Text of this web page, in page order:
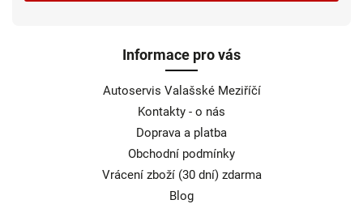
Informace pro vás
Autoservis Valašské Meziříčí
Kontakty - o nás
Doprava a platba
Obchodní podmínky
Vrácení zboží (30 dní) zdarma
Blog